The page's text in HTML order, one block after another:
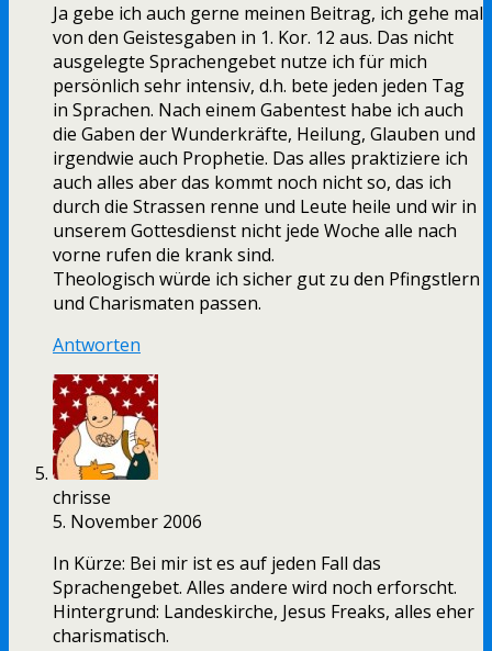
Ja gebe ich auch gerne meinen Beitrag, ich gehe mal
von den Geistesgaben in 1. Kor. 12 aus. Das nicht
ausgelegte Sprachengebet nutze ich für mich
persönlich sehr intensiv, d.h. bete jeden jeden Tag
in Sprachen. Nach einem Gabentest habe ich auch
die Gaben der Wunderkräfte, Heilung, Glauben und
irgendwie auch Prophetie. Das alles praktiziere ich
auch alles aber das kommt noch nicht so, das ich
durch die Strassen renne und Leute heile und wir in
unserem Gottesdienst nicht jede Woche alle nach
vorne rufen die krank sind.
Theologisch würde ich sicher gut zu den Pfingstlern
und Charismaten passen.
Antworten
chrisse
5. November 2006
In Kürze: Bei mir ist es auf jeden Fall das
Sprachengebet. Alles andere wird noch erforscht.
Hintergrund: Landeskirche, Jesus Freaks, alles eher
charismatisch.